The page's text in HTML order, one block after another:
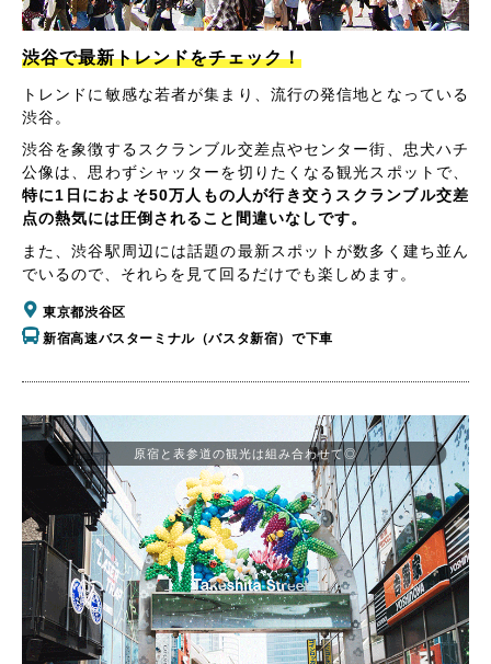
渋谷で最新トレンドをチェック！
トレンドに敏感な若者が集まり、流行の発信地となっている
渋谷。
渋谷を象徴するスクランブル交差点やセンター街、忠犬ハチ
公像は、思わずシャッターを切りたくなる観光スポットで、
特に1日におよそ50万人もの人が行き交うスクランブル交差
点の熱気には圧倒されること間違いなしです。
また、渋谷駅周辺には話題の最新スポットが数多く建ち並ん
でいるので、それらを見て回るだけでも楽しめます。
東京都渋谷区
新宿高速バスターミナル（バスタ新宿）で下車
原宿と表参道の観光は組み合わせて◎